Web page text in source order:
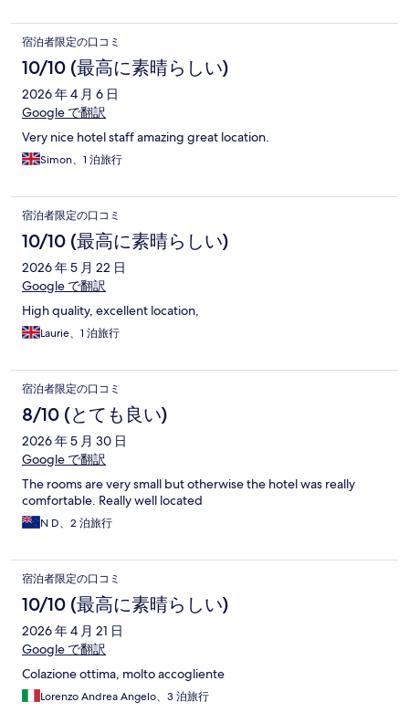
宿泊者限定の口コミ
10/10 (最高に素晴らしい)
2026 年 4 月 6 日
Google で翻訳
Very nice hotel staff amazing great location.
Simon、1 泊旅行
宿泊者限定の口コミ
10/10 (最高に素晴らしい)
2026 年 5 月 22 日
Google で翻訳
High quality, excellent location,
Laurie、1 泊旅行
宿泊者限定の口コミ
8/10 (とても良い)
2026 年 5 月 30 日
Google で翻訳
The rooms are very small but otherwise the hotel was really
comfortable. Really well located
N D、2 泊旅行
宿泊者限定の口コミ
10/10 (最高に素晴らしい)
2026 年 4 月 21 日
Google で翻訳
Colazione ottima, molto accogliente
Lorenzo Andrea Angelo、3 泊旅行